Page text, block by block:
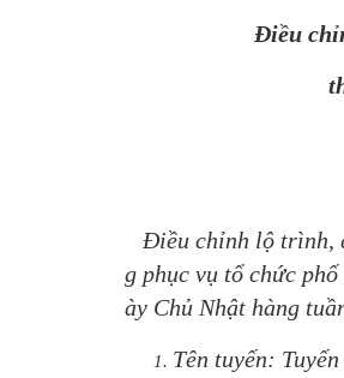
Điều
Điều chỉnh lộ trình,
g phục vụ tổ chức
ày Chủ Nhật hàng
Tên tuyến: